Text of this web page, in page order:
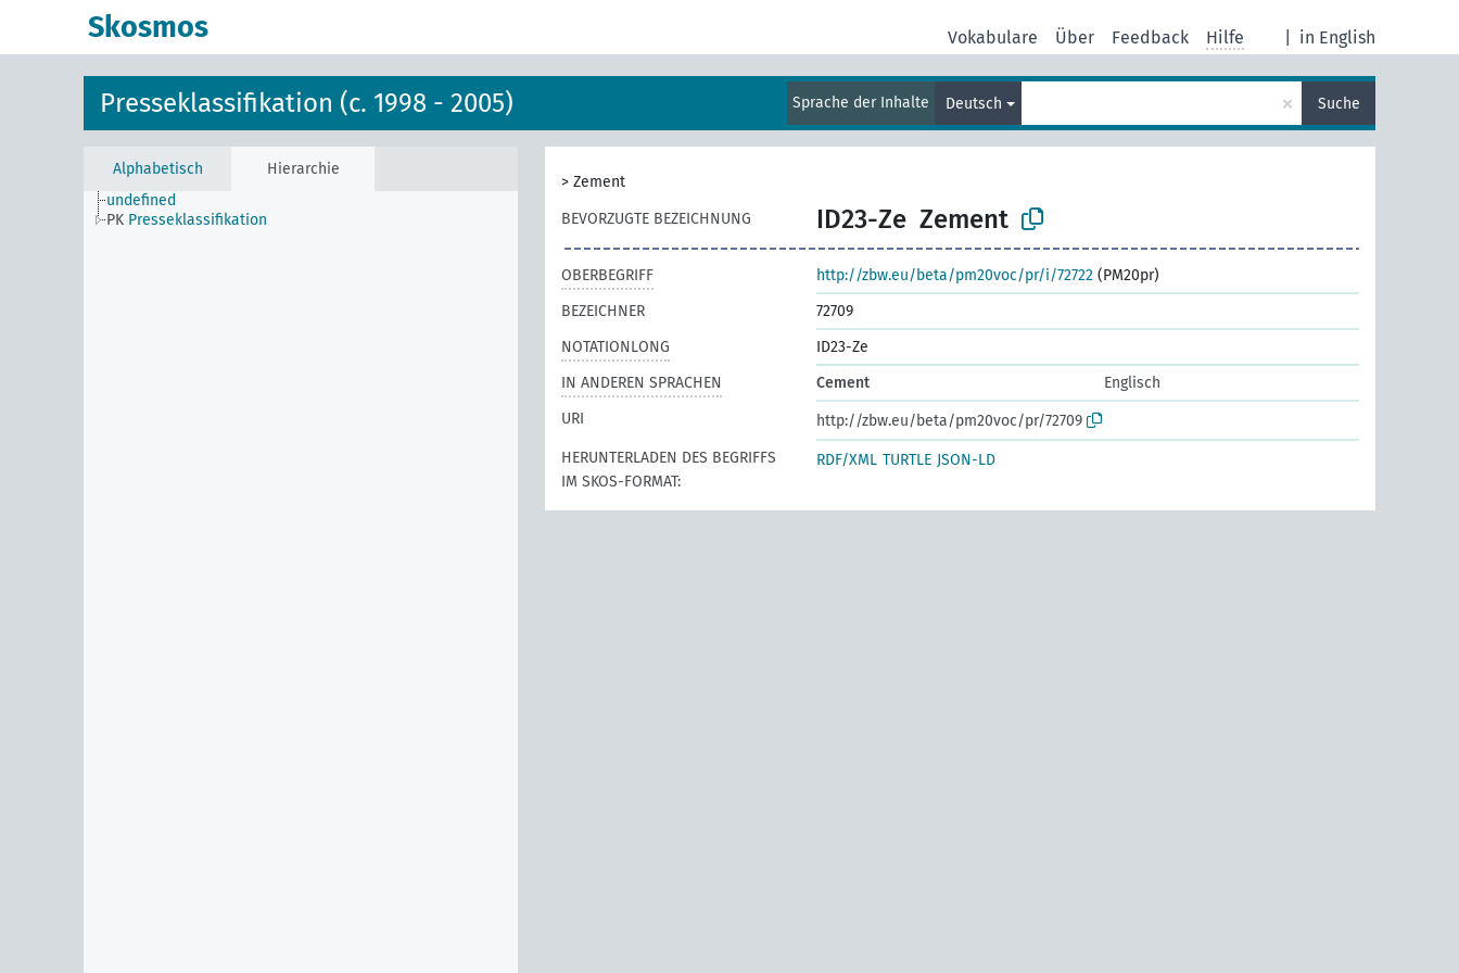
Skosmos in English
Vokabulare Über Feedback Hilfe
Presseklassifikation (c. 1998 - 2005) Sprache der Inhalte Deutsch × Suche
Alphabetisch
Hierarchie
undefined
PK Presseklassifikation
> Zement
BEVORZUGTE BEZEICHNUNG
ID23-Ze Zement
OBERBEGRIFF http://zbw.eu/beta/pm20voc/pr/i/72722 (PM20pr)
BEZEICHNER
72709
NOTATIONLONG
ID23-Ze
IN ANDEREN SPRACHEN
Cement
Englisch
URI
http://zbw.eu/beta/pm20voc/pr/72709
HERUNTERLADEN DES BEGRIFFS
IM SKOS-FORMAT:
RDF/XML TURTLE JSON-LD